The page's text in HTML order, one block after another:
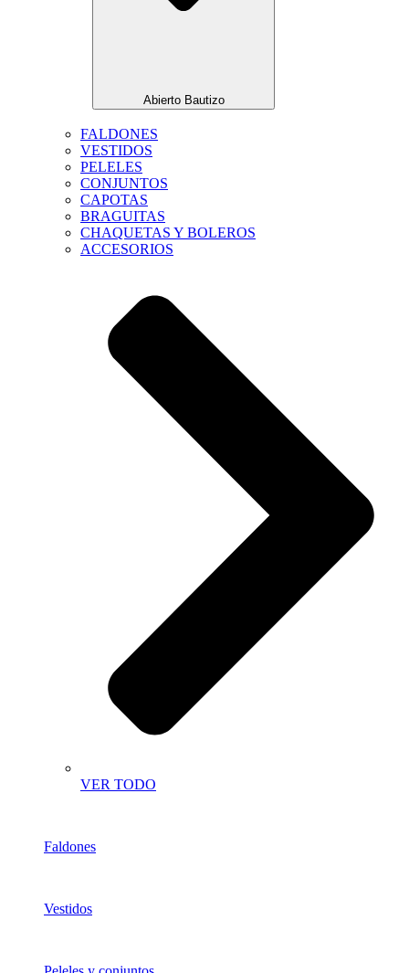
Abierto Bautizo
FALDONES
VESTIDOS
PELELES
CONJUNTOS
CAPOTAS
BRAGUITAS
CHAQUETAS Y BOLEROS
ACCESORIOS
VER TODO
Faldones
Vestidos